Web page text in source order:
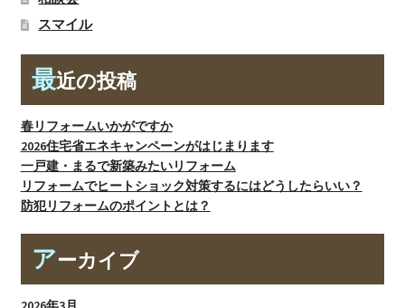
スマイル
最近の投稿
春リフォームいかがですか
2026住宅省エネキャンペーンがはじまります
一戸建・まるで新築みたいリフォーム
リフォームでヒートショック対策するにはどうしたらいい？
防犯リフォームのポイントとは？
アーカイブ